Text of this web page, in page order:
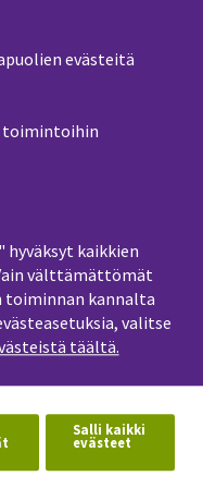
evästeitä
toimintoihin
kaikkien
välttämättömät
toiminnan kannalta
valitse
täältä.
Salli kaikki
evästeet